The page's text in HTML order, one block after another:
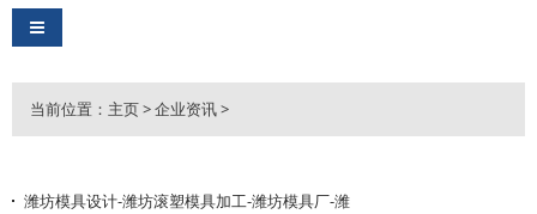
导航切换
当前位置： 主页>企业资讯>
潍坊模具设计-潍坊滚塑模具加工-潍坊模具厂-潍